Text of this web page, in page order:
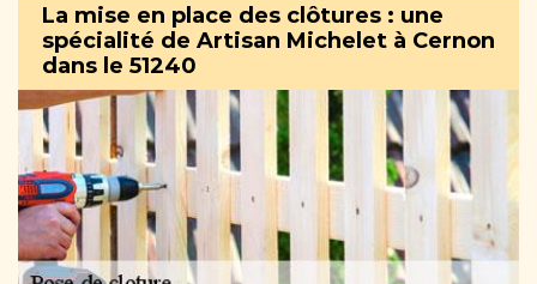
La mise en place des clôtures : une
spécialité de Artisan Michelet à Cernon
dans le 51240